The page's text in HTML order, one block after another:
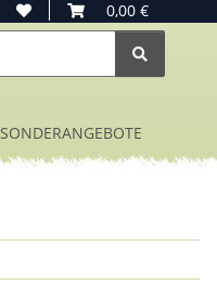
0,00 €
SONDERANGEBOTE